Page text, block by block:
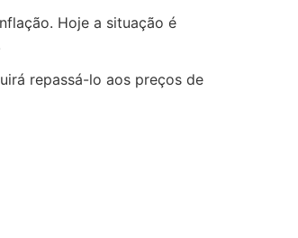
Hoje a situação é
repassá-lo aos preços de